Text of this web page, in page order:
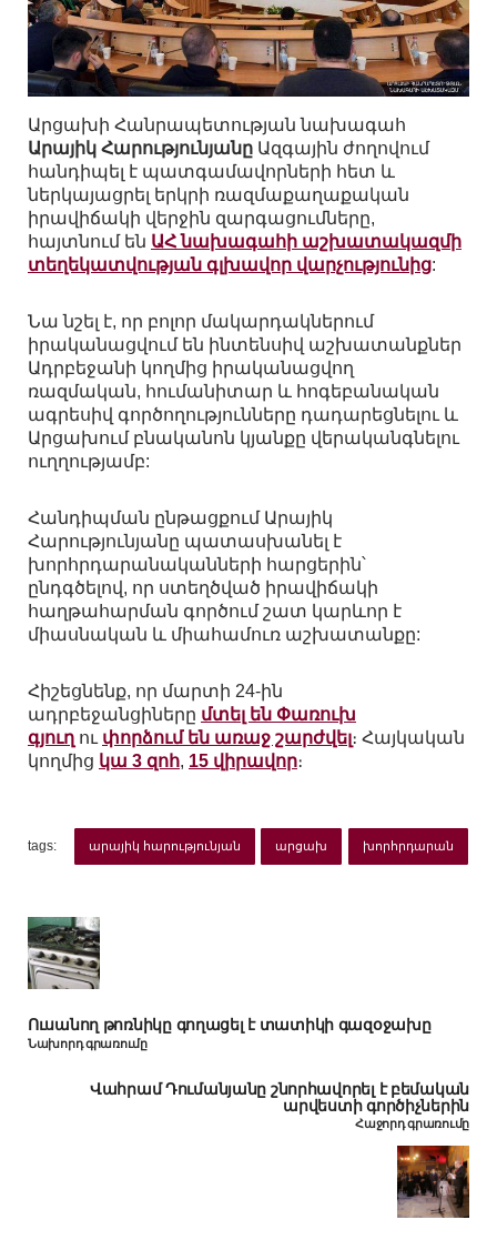
Արցախի Հանրապետության նախագահ
Արայիկ Հարությունյանը Ազգային ժողովում
հանդիպել է պատգամավորների հետ և
ներկայացրել երկրի ռազմաքաղաքական
իրավիճակի վերջին զարգացումները,
հայտնում են ԱՀ նախագահի աշխատակազմի
տեղեկատվության գլխավոր վարչությունից:
Նա նշել է, որ բոլոր մակարդակներում
իրականացվում են ինտենսիվ աշխատանքներ
Ադրբեջանի կողմից իրականացվող
ռազմական, հումանիտար և հոգեբանական
ագրեսիվ գործողությունները դադարեցնելու և
Արցախում բնականոն կյանքը վերականգնելու
ուղղությամբ:
Հանդիպման ընթացքում Արայիկ
Հարությունյանը պատասխանել է
խորհրդարանականների հարցերին՝
ընդգծելով, որ ստեղծված իրավիճակի
հաղթահարման գործում շատ կարևոր է
միասնական և միահամուռ աշխատանքը:
Հիշեցնենք, որ մարտի 24-ին
ադրբեջանցիները մտել են Փառուխ
գյուղ ու փորձում են առաջ շարժվել։ Հայկական
կողմից կա 3 զոհ, 15 վիրավոր։
tags: արայիկ հարությունյան արցախ խորհրդարան
Ուսանող թոռնիկը գողացել է տատիկի գազօջախը
Նախորդ գրառումը
Վահրամ Դումանյանը շնորհավորել է բեմական
արվեստի գործիչներին
Հաջորդ գրառումը